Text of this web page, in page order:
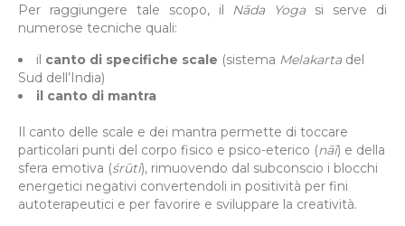
Per raggiungere tale scopo, il Nāda Yoga si serve di
numerose tecniche quali:
il canto di specifiche scale (sistema Melakarta del
Sud dell’India)
il canto di mantra
Il canto delle scale e dei mantra permette di toccare
particolari punti del corpo fisico e psico-eterico (nāī) e della
sfera emotiva (śrūti), rimuovendo dal subconscio i blocchi
energetici negativi convertendoli in positività per fini
autoterapeutici e per favorire e sviluppare la creatività.